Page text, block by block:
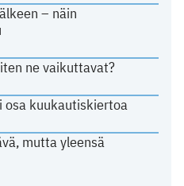
– näin
ne vaikuttavat?
osa kuukautiskiertoa
mutta yleensä